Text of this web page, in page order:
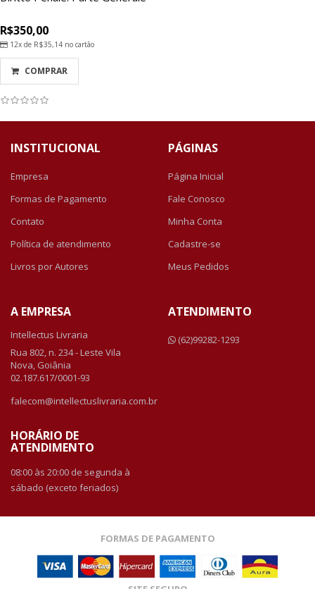
R$350,00
12x de R$35,14 no cartão
COMPRAR
INSTITUCIONAL
Empresa
Formas de Pagamento
Contato
Política de atendimento
Livros por Autores
PÁGINAS
Página Inicial
Fale Conosco
Minha Conta
Cadastre-se
Meus Pedidos
A EMPRESA
Intellectus Livraria
Rua 802, n. 234 - Leste Vila
Nova, Goiânia
02.187.617/0001-93
falecom@intellectuslivraria.com.br
HORÁRIO DE
ATENDIMENTO
08:00 às 20:00 de segunda à
sábado (exceto feriados)
ATENDIMENTO
(62)99282-1293
FORMAS DE PAGAMENTO